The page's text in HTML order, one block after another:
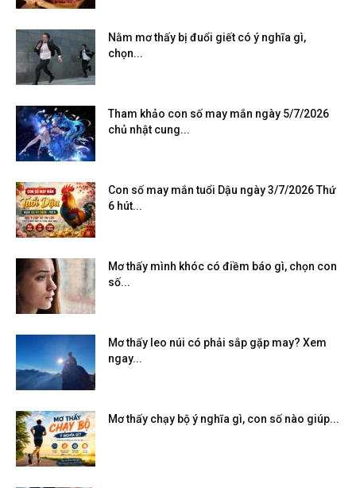
Nằm mơ thấy bị đuổi giết có ý nghĩa gì,
chọn...
Tham khảo con số may mắn ngày 5/7/2026
chủ nhật cung...
Con số may mắn tuổi Dậu ngày 3/7/2026 Thứ
6 hút...
Mơ thấy mình khóc có điềm báo gì, chọn con
số...
Mơ thấy leo núi có phải sắp gặp may? Xem
ngay...
Mơ thấy chạy bộ ý nghĩa gì, con số nào giúp...